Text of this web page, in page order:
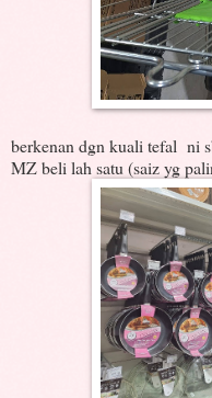
berkenan dgn kuali tefal ni
MZ beli lah satu (saiz yg